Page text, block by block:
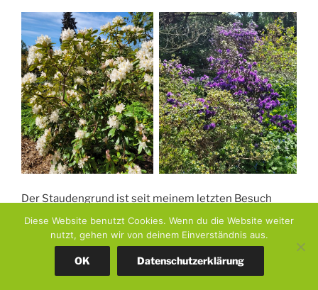
Der Staudengrund ist seit meinem letzten Besuch
Anfang April kaum wiederzuerkennen. An den Ufern
des künstlichen Bachlaufs wuchern die Pflanzen so
üppig, dass das Wasser fast völlig unter ihnen
verschwindet.
Diese Website benutzt Cookies. Wenn du die Website weiter
nutzt, gehen wir von deinem Einverständnis aus.
OK Datenschutzerklärung